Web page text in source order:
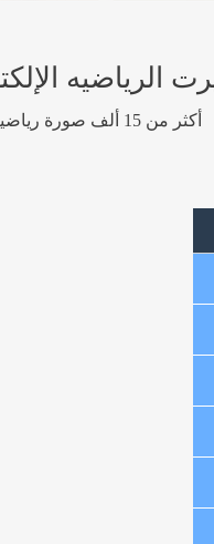
أكثر من 15 ألف صورة رياضية عالية الجودة و عالية الوضوح من الكويت ، الخليج و العالم.